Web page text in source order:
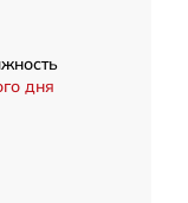
дня